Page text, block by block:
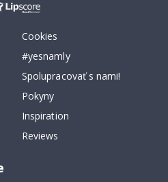
Cookies
#yesnamly
Spolupracovať s nami!
Pokyny
Inspiration
Reviews